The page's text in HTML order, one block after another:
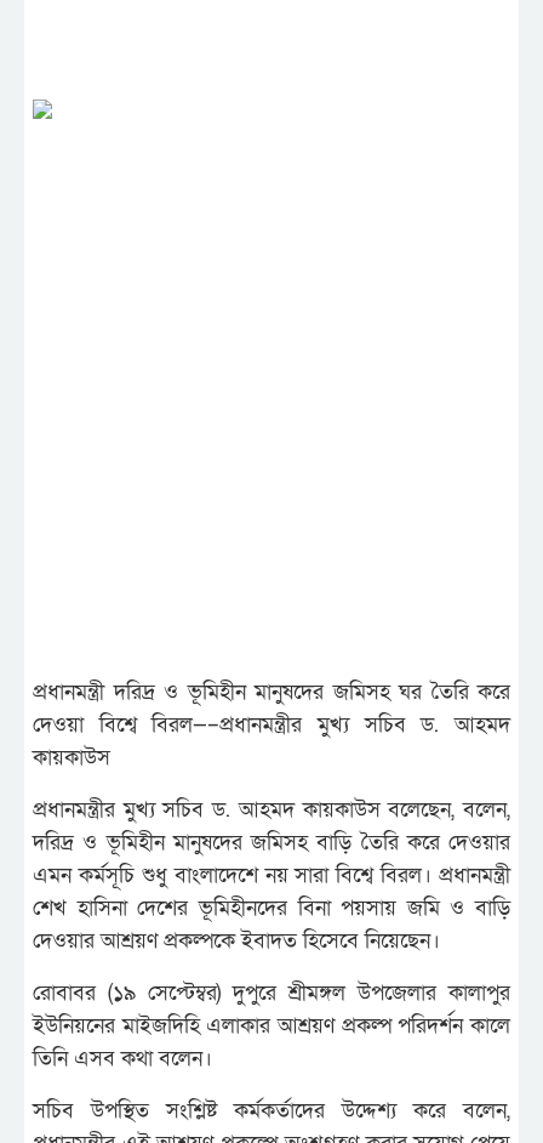
প্রধানমন্ত্রী দরিদ্র ও ভূমিহীন মানুষদের জমিসহ ঘর তৈরি করে
দেওয়া বিশ্বে বিরল—–প্রধানমন্ত্রীর মুখ্য সচিব ড. আহমদ
কায়কাউস
প্রধানমন্ত্রীর মুখ্য সচিব ড. আহমদ কায়কাউস বলেছেন, বলেন,
দরিদ্র ও ভূমিহীন মানুষদের জমিসহ বাড়ি তৈরি করে দেওয়ার
এমন কর্মসূচি শুধু বাংলাদেশে নয় সারা বিশ্বে বিরল। প্রধানমন্ত্রী
শেখ হাসিনা দেশের ভূমিহীনদের বিনা পয়সায় জমি ও বাড়ি
দেওয়ার আশ্রয়ণ প্রকল্পকে ইবাদত হিসেবে নিয়েছেন।
রোবাবর (১৯ সেপ্টেম্বর) দুপুরে শ্রীমঙ্গল উপজেলার কালাপুর
ইউনিয়নের মাইজদিহি এলাকার আশ্রয়ণ প্রকল্প পরিদর্শন কালে
তিনি এসব কথা বলেন।
সচিব উপস্থিত সংশ্লিষ্ট কর্মকর্তাদের উদ্দেশ্য করে বলেন,